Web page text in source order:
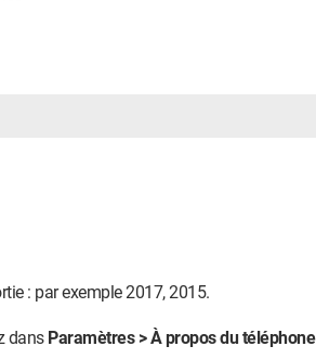
: par exemple 2017, 2015.
dans Paramètres > À propos du téléphone